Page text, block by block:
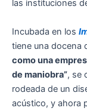
las instituciones
Incubada en los
tiene una docena
como una
de maniobra”, se
rodeada de un
acústico, y ahora